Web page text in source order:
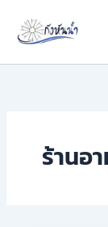
content
ร้านอ